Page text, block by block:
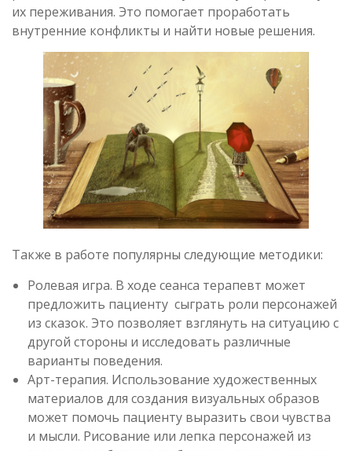
их переживания. Это помогает проработать
внутренние конфликты и найти новые решения.
Также в работе популярны следующие методики:
Ролевая игра. В ходе сеанса терапевт может
предложить пациенту сыграть роли персонажей
из сказок. Это позволяет взглянуть на ситуацию с
другой стороны и исследовать различные
варианты поведения.
Арт-терапия. Использование художественных
материалов для создания визуальных образов
может помочь пациенту выразить свои чувства
и мысли. Рисование или лепка персонажей из